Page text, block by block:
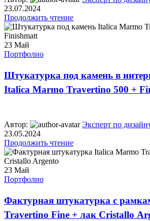
23.07.2024
Продолжить чтение
23 Май
Портфолио
Штукатурка под камень в
Italica Marmo Travertino 500 +
Автор:
Эксперт по
23.05.2024
Продолжить чтение
23 Май
Портфолио
Фактурная штукатурка с
Travertino Fine + лак Cristallo